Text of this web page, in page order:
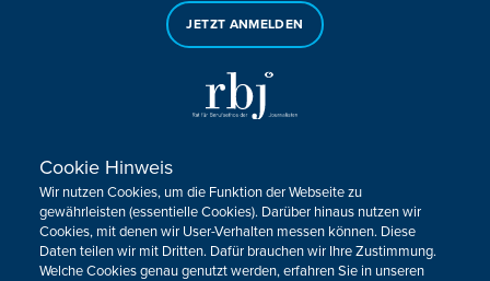
JETZT ANMELDEN
Sie haben noch Fragen oder Anmerkungen?
KONTAKTIEREN SIE UNS!
Impressum Datenschutz Kontakt
Barrierefreiheit
Cookie Hinweis
Wir nutzen Cookies, um die Funktion der Webseite zu
gewährleisten (essentielle Cookies). Darüber hinaus nutzen wir
Cookies, mit denen wir User-Verhalten messen können. Diese
Daten teilen wir mit Dritten. Dafür brauchen wir Ihre Zustimmung.
Welche Cookies genau genutzt werden, erfahren Sie in unseren